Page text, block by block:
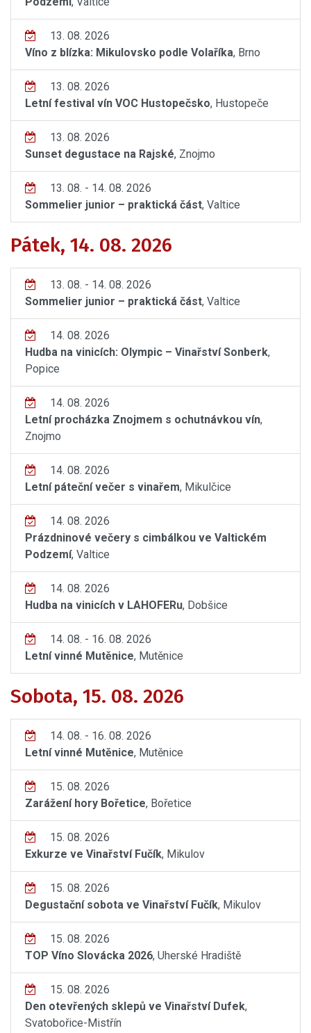
13. 08. 2026
Víno z blízka: Mikulovsko podle Volaříka, Brno
13. 08. 2026
Letní festival vín VOC Hustopečsko, Hustopeče
13. 08. 2026
Sunset degustace na Rajské, Znojmo
13. 08. - 14. 08. 2026
Sommelier junior – praktická část, Valtice
Pátek, 14. 08. 2026
13. 08. - 14. 08. 2026
Sommelier junior – praktická část, Valtice
14. 08. 2026
Hudba na vinicích: Olympic – Vinařství Sonberk,
Popice
14. 08. 2026
Letní procházka Znojmem s ochutnávkou vín,
Znojmo
14. 08. 2026
Letní páteční večer s vinařem, Mikulčice
14. 08. 2026
Prázdninové večery s cimbálkou ve Valtickém
Podzemí, Valtice
14. 08. 2026
Hudba na vinicích v LAHOFERu, Dobšice
14. 08. - 16. 08. 2026
Letní vinné Mutěnice, Mutěnice
Sobota, 15. 08. 2026
14. 08. - 16. 08. 2026
Letní vinné Mutěnice, Mutěnice
15. 08. 2026
Zarážení hory Bořetice, Bořetice
15. 08. 2026
Exkurze ve Vinařství Fučík, Mikulov
15. 08. 2026
Degustační sobota ve Vinařství Fučík, Mikulov
15. 08. 2026
TOP Víno Slovácka 2026, Uherské Hradiště
15. 08. 2026
Den otevřených sklepů ve Vinařství Dufek,
Svatobořice-Mistřín